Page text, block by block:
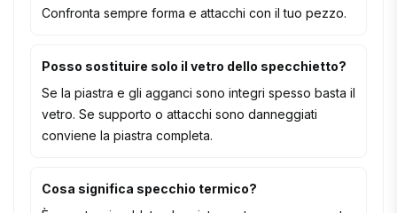
Confronta sempre forma e attacchi con il tuo pezzo.
Posso sostituire solo il vetro dello specchietto?
Se la piastra e gli agganci sono integri spesso basta il
vetro. Se supporto o attacchi sono danneggiati
conviene la piastra completa.
Cosa significa specchio termico?